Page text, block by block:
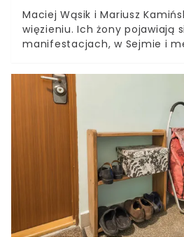
Maciej Wąsik i Mariusz
więzieniu. Ich żony pojawiają
manifestacjach, w Sejmie i
raz od zatrzymania. Jak to
komu przysługują, jak
temu, jak wygląda życie blisko
osadzonych, którzy obecnie
więzienia w polskich
Kamiński zostali zatrzymani w
Prezydenckim 9 stycznia
zostali skazani
tzw. aferę gruntową z 2007
wówczas szefem CBA, a
Agencja, której szefowali za
przygotowała prowokację, w